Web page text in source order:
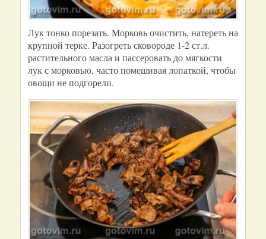
Лук тонко порезать. Морковь очистить, натереть на
крупной терке. Разогреть сковороде 1-2 ст.л.
растительного масла и пассеровать до мягкости
лук с морковью, часто помешивая лопаткой, чтобы
овощи не подгорели.